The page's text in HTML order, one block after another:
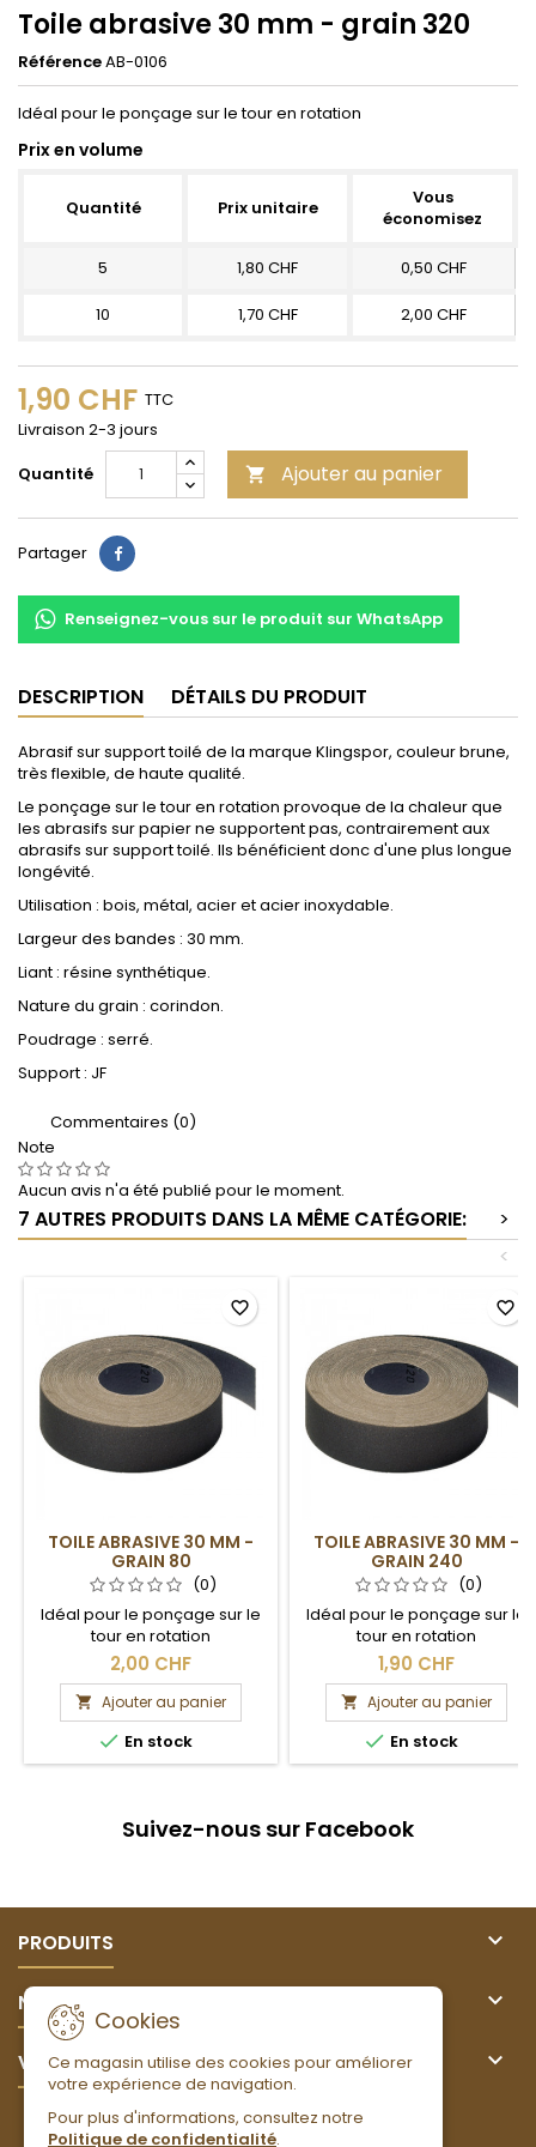
Toile abrasive 30 mm - grain 320
RéférenceAB-0106
Idéal pour le ponçage sur le tour en rotation
Prix en volume
Quantité Prix unitaire
Vous
économisez
5 1,80 CHF 0,50 CHF
10 1,70 CHF 2,00 CHF
1,90 CHF TTC
Livraison 2-3 jours
Quantité
 Ajouter au panier
Partager Partager
Renseignez-vous sur le produit sur WhatsApp
DESCRIPTION DÉTAILS DU PRODUIT
Abrasif sur support toilé de la marque Klingspor, couleur brune,
très flexible, de haute qualité.
Le ponçage sur le tour en rotation provoque de la chaleur que
les abrasifs sur papier ne supportent pas, contrairement aux
abrasifs sur support toilé. Ils bénéficient donc d'une plus longue
longévité.
Utilisation : bois, métal, acier et acier inoxydable.
Largeur des bandes : 30 mm.
Liant : résine synthétique.
Nature du grain : corindon.
Poudrage : serré.
Support : JF
Commentaires (0)
Note
Aucun avis n'a été publié pour le moment.
7 AUTRES PRODUITS DANS LA MÊME CATÉGORIE:
>
<
TOILE ABRASIVE 30 MM -
GRAIN 80
(0)
Idéal pour le ponçage sur le
tour en rotation
2,00 CHF
 Ajouter au panier
 En stock
favorite_border
TOILE ABRASIVE 30 MM -
GRAIN 240
(0)
Idéal pour le ponçage sur le
tour en rotation
1,90 CHF
 Ajouter au panier
 En stock
favorite_border
Suivez-nous sur Facebook
PRODUITS 
NOTRE SOCIÉTÉ 
VOTRE COMPTE 
Cookies
Ce magasin utilise des cookies pour améliorer
votre expérience de navigation.
Pour plus d'informations, consultez notre
Politique de confidentialité.
LETTRE D'INFORMATIONS